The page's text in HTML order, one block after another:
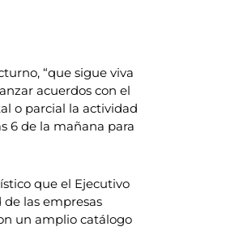
“que sigue viva
acuerdos con el
o parcial la actividad
6 de la mañana para
que el Ejecutivo
las empresas
un amplio catálogo